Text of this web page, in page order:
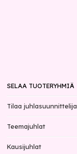
SELAA TUOTERYHMIÄ
Tilaa juhlasuunnittelija
Teemajuhlat
Kausijuhlat